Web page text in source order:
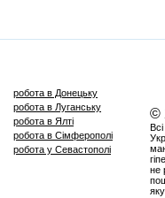
робота в Донецьку
робота в Луганську
робота в Ялті
робота в Сімферополі
робота у Севастополі
©
не